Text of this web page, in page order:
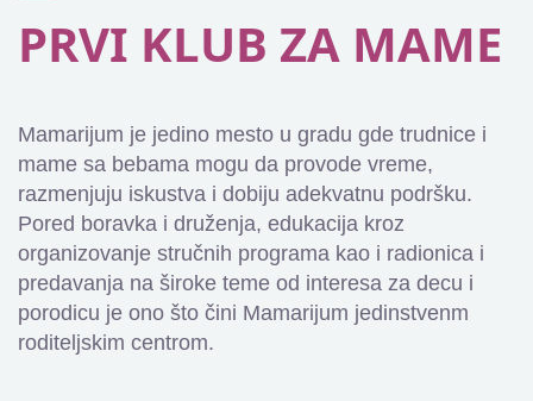
PRVI KLUB ZA MAME
Mamarijum je jedino mesto u gradu gde trudnice i
mame sa bebama mogu da provode vreme,
razmenjuju iskustva i dobiju adekvatnu podršku.
Pored boravka i druženja, edukacija kroz
organizovanje stručnih programa kao i radionica i
predavanja na široke teme od interesa za decu i
porodicu je ono što čini Mamarijum jedinstvenm
roditeljskim centrom.